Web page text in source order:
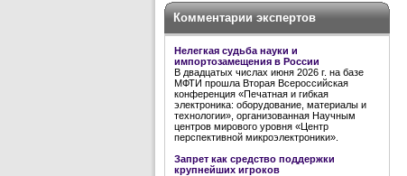
Комментарии экспертов
Нелегкая судьба науки и
импортозамещения в России
В двадцатых числах июня 2026 г. на базе
МФТИ прошла Вторая Всероссийская
конференция «Печатная и гибкая
электроника: оборудование, материалы и
технологии», организованная Научным
центров мирового уровня «Центр
перспективной микроэлектроники».
Запрет как средство поддержки
крупнейших игроков